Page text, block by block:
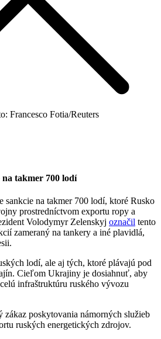
Francesco Fotia/Reuters
takmer 700 lodí
sankcie na takmer 700 lodí, ktoré Rusko
prostredníctvom exportu ropy a
Volodymyr Zelenskyj označil tento
zameraný na tankery a iné plavidlá,
lodí, ale aj tých, ktoré plávajú pod
Cieľom Ukrajiny je dosiahnuť, aby
infraštruktúru ruského vývozu
poskytovania námorných služieb
ruských energetických zdrojov.